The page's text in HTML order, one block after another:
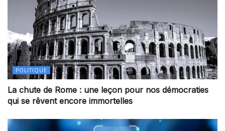
POLITIQUE
La chute de Rome : une leçon pour nos démocraties
qui se rêvent encore immortelles